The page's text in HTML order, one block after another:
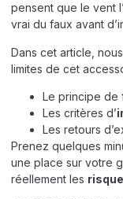
pensent que le vent
vrai du faux avant
Dans cet article,
limites de cet
Le principe de
Les critères d’
Les retours
Prenez quelques
une place sur votre
réellement les